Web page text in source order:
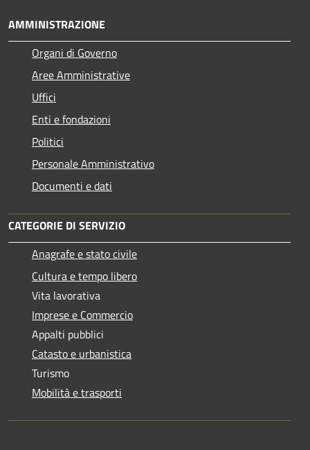
AMMINISTRAZIONE
Organi di Governo
Aree Amministrative
Uffici
Enti e fondazioni
Politici
Personale Amministrativo
Documenti e dati
CATEGORIE DI SERVIZIO
Anagrafe e stato civile
Cultura e tempo libero
Vita lavorativa
Imprese e Commercio
Appalti pubblici
Catasto e urbanistica
Turismo
Mobilità e trasporti